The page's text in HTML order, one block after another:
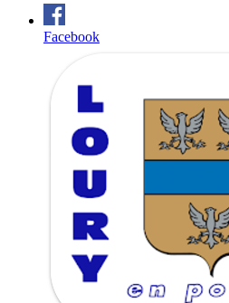
Facebook